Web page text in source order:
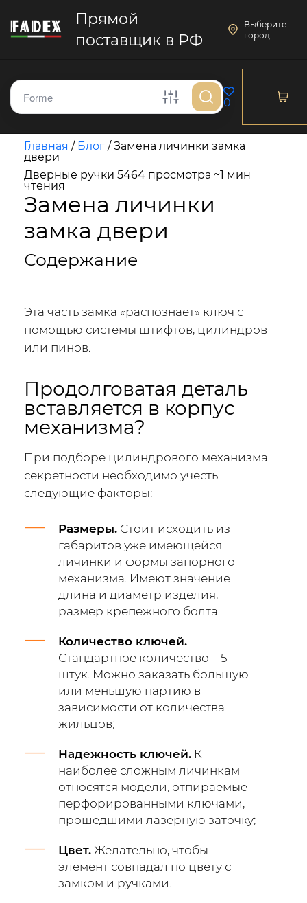
Прямой
поставщик в РФ
Выберите
город
0
Главная / Блог /Замена личинки замка
двери
Дверные ручки 5464 просмотра ~1 мин
чтения
Замена личинки
замка двери
Содержание
Эта часть замка «распознает» ключ с
помощью системы штифтов, цилиндров
или пинов.
Продолговатая деталь
вставляется в корпус
механизма?
При подборе цилиндрового механизма
секретности необходимо учесть
следующие факторы:
Размеры. Стоит исходить из
габаритов уже имеющейся
личинки и формы запорного
механизма. Имеют значение
длина и диаметр изделия,
размер крепежного болта.
Количество ключей.
Стандартное количество – 5
штук. Можно заказать большую
или меньшую партию в
зависимости от количества
жильцов;
Надежность ключей. К
наиболее сложным личинкам
относятся модели, отпираемые
перфорированными ключами,
прошедшими лазерную заточку;
Цвет. Желательно, чтобы
элемент совпадал по цвету с
замком и ручками.